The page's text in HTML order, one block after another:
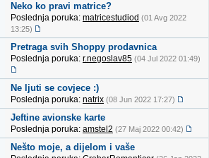
Neko ko pravi matrice?
Poslednja poruka: matricestudiod (01 Avg 2022
13:25)
Pretraga svih Shoppy prodavnica
Poslednja poruka: r.negoslav85 (04 Jul 2022 01:49)
Ne ljuti se covjece :)
Poslednja poruka: natrix (08 Jun 2022 17:27)
Jeftine avionske karte
Poslednja poruka: amstel2 (27 Maj 2022 00:42)
Nešto moje, a dijelom i vaše